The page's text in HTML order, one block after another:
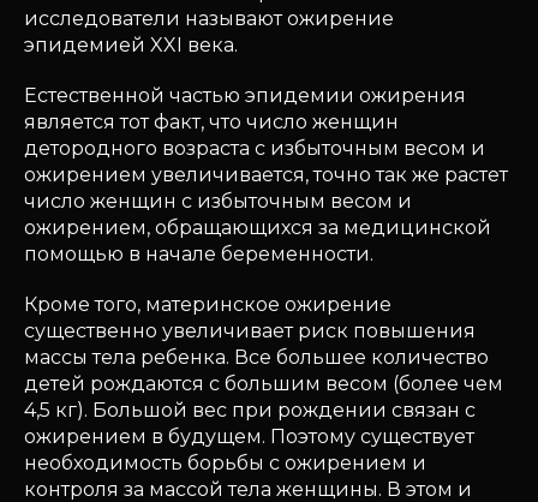
исследователи называют ожирение
эпидемией XXI века.
Естественной частью эпидемии ожирения
является тот факт, что число женщин
детородного возраста с избыточным весом и
ожирением увеличивается, точно так же растет
число женщин с избыточным весом и
ожирением, обращающихся за медицинской
помощью в начале беременности.
Кроме того, материнское ожирение
существенно увеличивает риск повышения
массы тела ребенка. Все большее количество
детей рождаются с большим весом (более чем
4,5 кг). Большой вес при рождении связан с
ожирением в будущем. Поэтому существует
необходимость борьбы с ожирением и
контроля за массой тела женщины. В этом и